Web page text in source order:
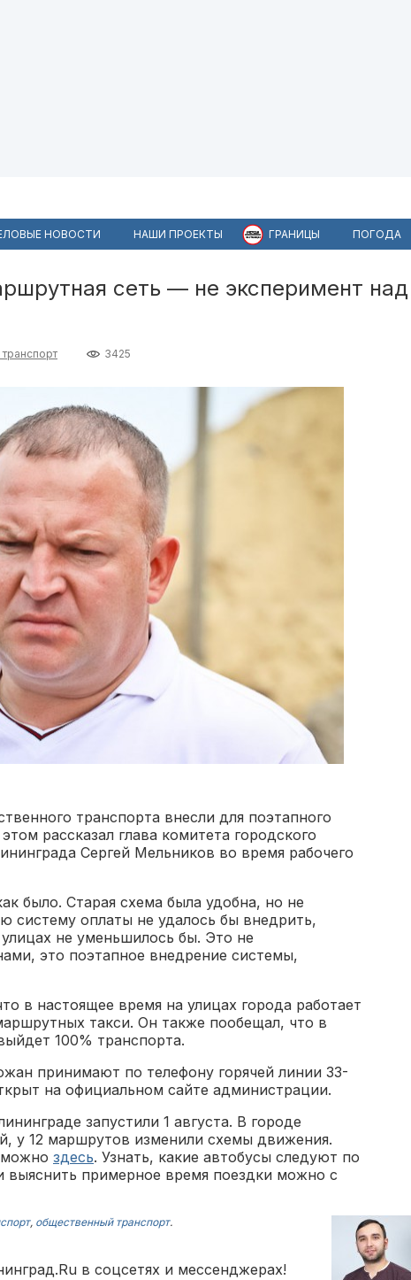
НОВОСТИ НАШИ ПРОЕКТЫ ГРАНИЦЫ ПОГОДА
сеть — не эксперимент над
3425
транспорта внесли для поэтапного
рассказал глава комитета городского
Сергей Мельников во время рабочего
было. Старая схема была удобна, но не
систему оплаты не удалось бы внедрить,
не уменьшилось бы. Это не
это поэтапное внедрение системы,
в настоящее время на улицах города работает
такси. Он также пообещал, что в
100% транспорта.
принимают по телефону горячей линии 33-
на официальном сайте администрации.
запустили 1 августа. В городе
у 12 маршрутов изменили схемы движения.
здесь. Узнать, какие автобусы следуют по
примерное время поездки можно с
, общественный транспорт.
в соцсетях и мессенджерах!